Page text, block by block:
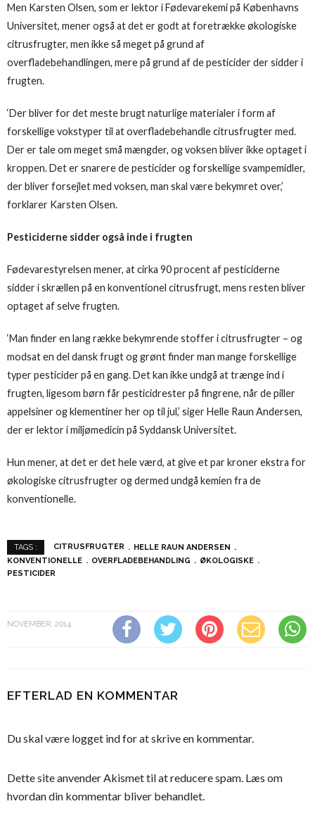
Men Karsten Olsen, som er lektor i Fødevarekemi på Københavns
Universitet, mener også at det er godt at foretrække økologiske
citrusfrugter, men ikke så meget på grund af
overfladebehandlingen, mere på grund af de pesticider der sidder i
frugten.
‘Der bliver for det meste brugt naturlige materialer i form af
forskellige vokstyper til at overfladebehandle citrusfrugter med.
Der er tale om meget små mængder, og voksen bliver ikke optaget i
kroppen. Det er snarere de pesticider og forskellige svampemidler,
der bliver forsejlet med voksen, man skal være bekymret over,’
forklarer Karsten Olsen.
Pesticiderne sidder også inde i frugten
Fødevarestyrelsen mener, at cirka 90 procent af pesticiderne
sidder i skrællen på en konventionel citrusfrugt, mens resten bliver
optaget af selve frugten.
‘Man finder en lang række bekymrende stoffer i citrusfrugter – og
modsat en del dansk frugt og grønt finder man mange forskellige
typer pesticider på en gang. Det kan ikke undgå at trænge ind i
frugten, ligesom børn får pesticidrester på fingrene, når de piller
appelsiner og klementiner her op til jul,’ siger Helle Raun Andersen,
der er lektor i miljømedicin på Syddansk Universitet.
Hun mener, at det er det hele værd, at give et par kroner ekstra for
økologiske citrusfrugter og dermed undgå kemien fra de
konventionelle.
TAGS : CITRUSFRUGTER
HELLE RAUN ANDERSEN
KONVENTIONELLE
OVERFLADEBEHANDLING
ØKOLOGISKE
PESTICIDER
NOVEMBER, 2014
EFTERLAD EN KOMMENTAR
Du skal være logget indfor at skrive en kommentar.
Dette site anvender Akismet til at reducere spam. Læs om
hvordan din kommentar bliver behandlet.